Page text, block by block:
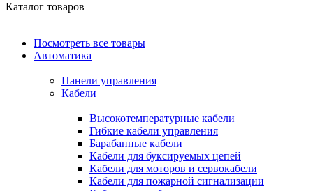
Каталог товаров
Посмотреть все товары
Автоматика
Панели управления
Кабели
Высокотемпературные кабели
Гибкие кабели управления
Барабанные кабели
Кабели для буксируемых цепей
Кабели для моторов и сервокабели
Кабели для пожарной сигнализации